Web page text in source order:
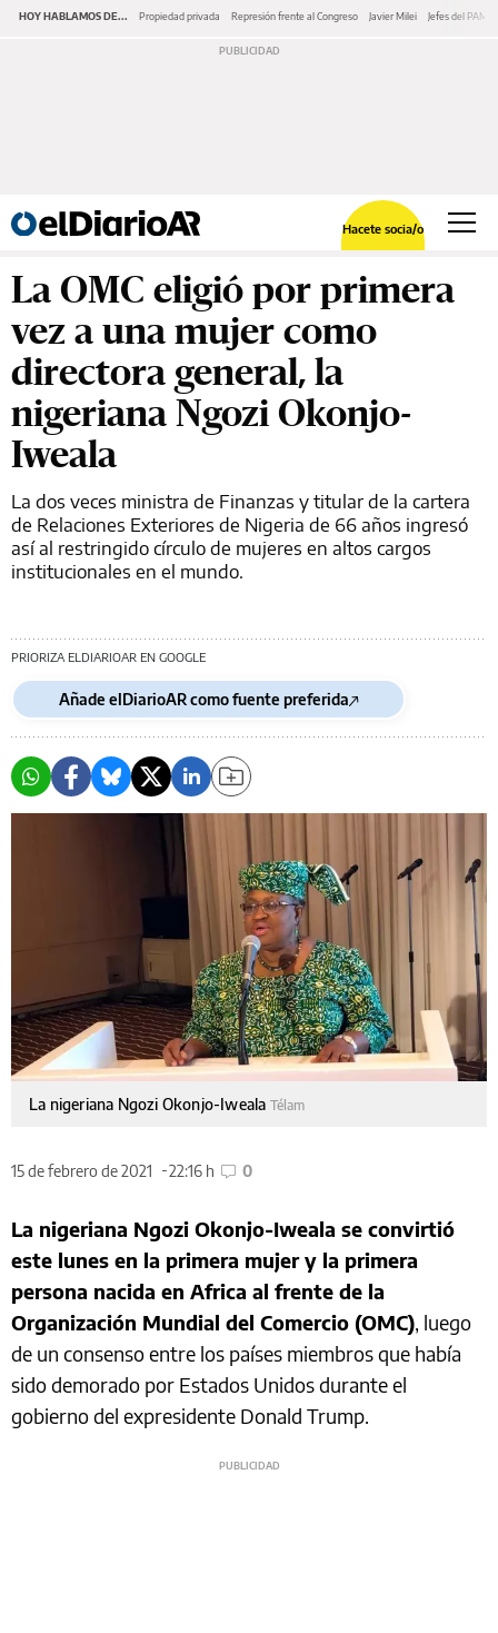
HOY HABLAMOS DE... Propiedad privada Represión frente al Congreso Javier Milei Jefes del PAMI
Hacete socia/o
La OMC eligió por primera
vez a una mujer como
directora general, la
nigeriana Ngozi Okonjo-
Iweala
La dos veces ministra de Finanzas y titular de la cartera
de Relaciones Exteriores de Nigeria de 66 años ingresó
así al restringido círculo de mujeres en altos cargos
institucionales en el mundo.
PRIORIZA ELDIARIOAR EN GOOGLE
Añade elDiarioAR como fuente preferida
La nigeriana Ngozi Okonjo-Iweala Télam
15 de febrero de 2021 22:16 h 0
La nigeriana Ngozi Okonjo-Iweala se convirtió
este lunes en la primera mujer y la primera
persona nacida en Africa al frente de la
Organización Mundial del Comercio (OMC), luego
de un consenso entre los países miembros que había
sido demorado por Estados Unidos durante el
gobierno del expresidente Donald Trump.